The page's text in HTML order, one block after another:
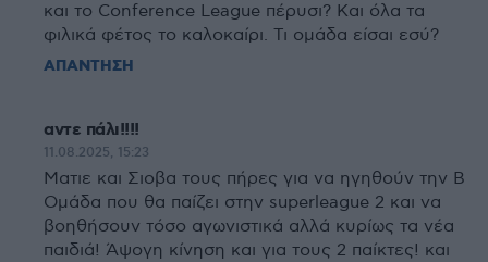
και το Conference League πέρυσι? Και όλα τα
φιλικά φέτος το καλοκαίρι. Τι ομάδα είσαι εσύ?
ΑΠΑΝΤΗΣΗ
αντε πάλι!!!!
11.08.2025, 15:23
Ματιε και Σιοβα τους πήρες για να ηγηθούν την Β
Ομάδα που θα παίζει στην superleague 2 και να
βοηθήσουν τόσο αγωνιστικά αλλά κυρίως τα νέα
παιδιά! Άψογη κίνηση και για τους 2 παίκτες! και